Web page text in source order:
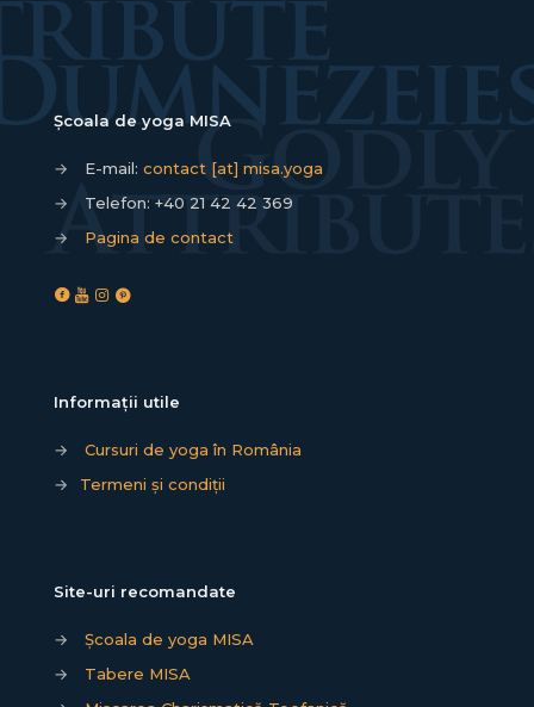
Școala de yoga MISA
→ E-mail: contact [at] misa.yoga
→
Telefon: +40 21 42 42 369
→
Pagina de contact
Informații utile
→
Cursuri de yoga în România
→
Termeni și condiții
Site-uri recomandate
→
Școala de yoga MISA
→
Tabere MISA